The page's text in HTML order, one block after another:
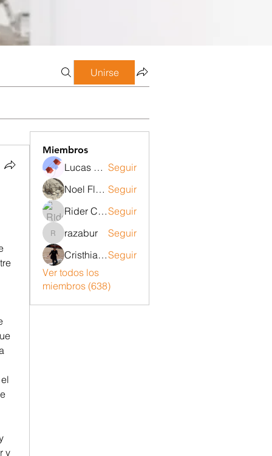
Unirse
y
Miembros
Lucas Meneghetti Seguir
Noel Flores ruiz Seguir
Rider CarrizoSeguir
razabur
razabur
Seguir
Cristhian Belito MoranSeguir
Ver todos los
miembros (638)